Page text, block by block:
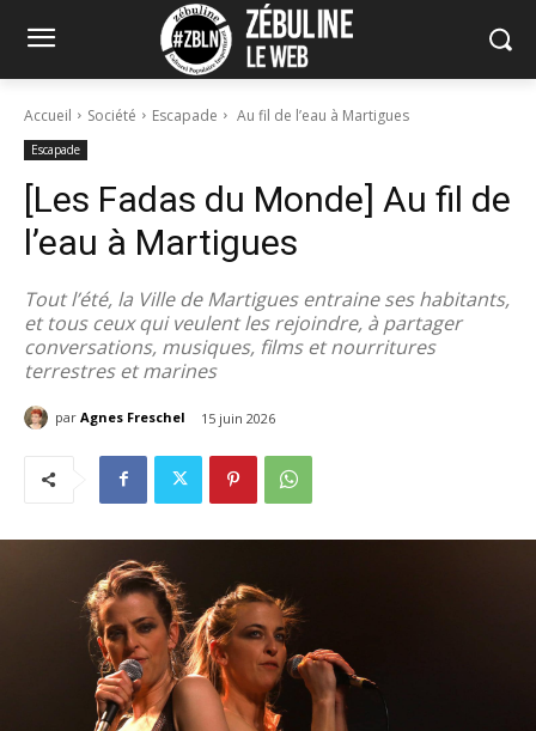
Accueil Société Escapade Au fil de l’eau à Martigues
Escapade
[Les Fadas du Monde] Au fil de
l’eau à Martigues
Tout l’été, la Ville de Martigues entraine ses habitants,
et tous ceux qui veulent les rejoindre, à partager
conversations, musiques, films et nourritures
terrestres et marines
par Agnes Freschel 15 juin 2026